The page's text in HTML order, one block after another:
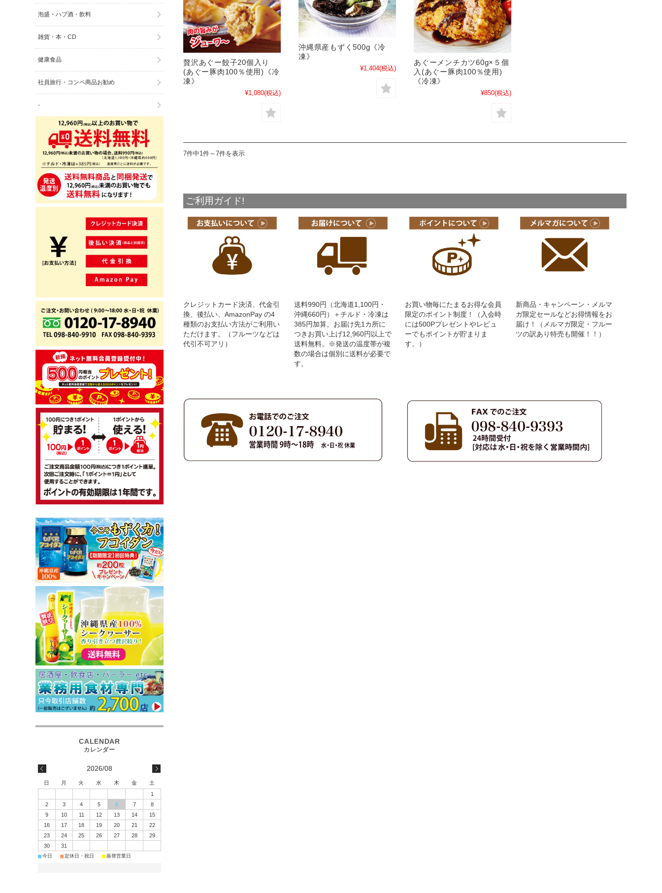
贅沢あぐー餃子20個入り
(あぐー豚肉100％使用)《冷
凍》
¥1,080(税込)
沖縄県産もずく500g《冷
凍》
¥1,404(税込)
あぐーメンチカツ60g×５個
入(あぐー豚肉100％使用)
《冷凍》
¥850(税込)
7件中1件～7件を表示
ご利用ガイド!
クレジットカード決済、代金引
換、後払い、AmazonPay の4
種類のお支払い方法がご利用い
ただけます。（フルーツなどは
代引不可アリ）
送料990円（北海道1,100円・
沖縄660円）＋チルド・冷凍は
385円加算。お届け先1カ所に
つきお買い上げ12,960円以上で
送料無料。※発送の温度帯が複
数の場合は個別に送料が必要で
す。
お買い物毎にたまるお得な会員
限定のポイント制度！（入会時
には500Pプレゼントやレビュ
ーでもポイントが貯まりま
す。）
新商品・キャンペーン・メルマ
ガ限定セールなどお得情報をお
届け！（メルマガ限定・フルー
ツの訳あり特売も開催！！）
泡盛・ハブ酒・飲料
雑貨・本・CD
健康食品
社員旅行・コンペ商品お勧め
-
2026/08
日 月 火 水 木 金
土
1
2
3 4 5 6 7
8
9
10 11 12 13 14
15
16
17 18 19 20 21
22
23
24 25 26 27 28
29
30
31
■今日 ■定休日・祝日 ■振替営業日